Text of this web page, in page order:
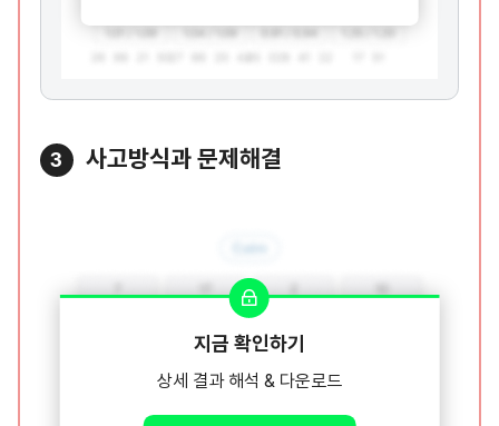
3 사고방식과 문제해결
지금 확인하기
상세 결과 해석 & 다운로드